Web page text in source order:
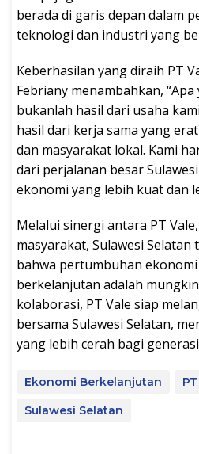
berada di garis depan dalam
teknologi dan industri yang
Keberhasilan yang diraih PT
Febriany menambahkan,
bukanlah hasil dari usaha
hasil dari kerja sama yang
dan masyarakat lokal. Kami
dari perjalanan besar
ekonomi yang lebih kuat dan
Melalui sinergi antara PT
masyarakat, Sulawesi
bahwa pertumbuhan
berkelanjutan adalah
kolaborasi, PT Vale siap
bersama Sulawesi Selatan,
yang lebih cerah bagi
Ekonomi Berkelanjutan
Sulawesi Selatan